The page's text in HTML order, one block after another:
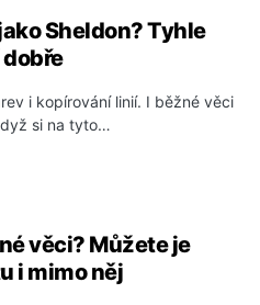
Sheldon? Tyhle
i kopírování linií. I běžné věci
si na tyto…
věci? Můžete je
i mimo něj